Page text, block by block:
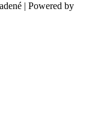
| Powered by